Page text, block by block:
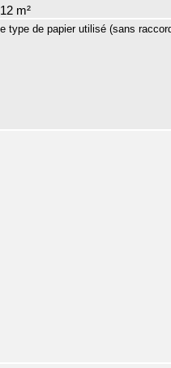
m²
type de papier utilisé (sans